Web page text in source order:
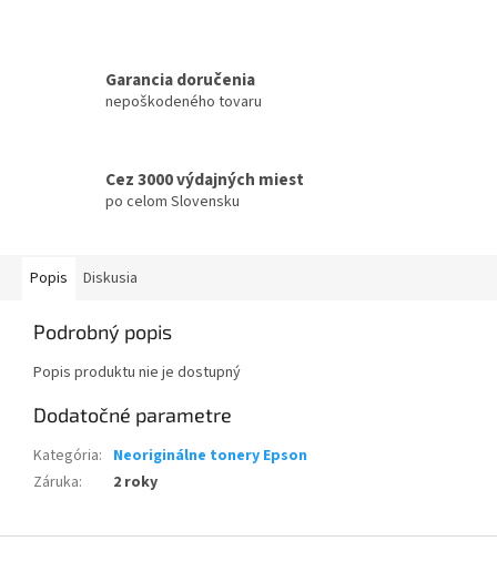
Garancia doručenia
nepoškodeného tovaru
Cez 3000 výdajných miest
po celom Slovensku
Popis Diskusia
Podrobný popis
Popis produktu nie je dostupný
Dodatočné parametre
Kategória: Neoriginálne tonery Epson
Záruka: 2 roky